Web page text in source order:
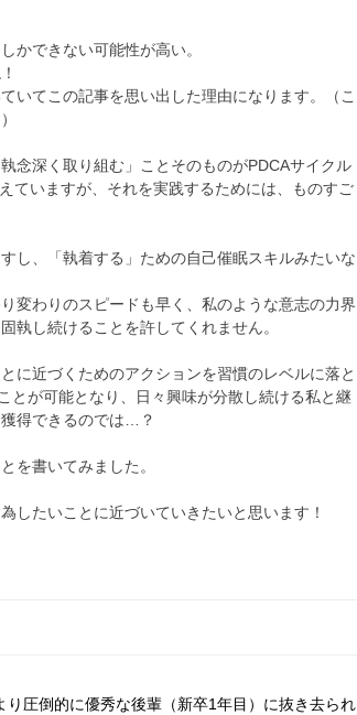
かできない可能性が高い。
いてこの記事を思い出した理由になります。（こ
念深く取り組む」ことそのものがPDCAサイクル
ていますが、それを実践するためには、ものすご
し、「執着する」ための自己催眠スキルみたいな
変わりのスピードも早く、私のような意志の力界
執し続けることを許してくれません。
に近づくためのアクションを習慣のレベルに落と
とが可能となり、日々興味が分散し続ける私と継
得できるのでは…？
を書いてみました。
したいことに近づいていきたいと思います！
り圧倒的に優秀な後輩（新卒1年目）に抜き去られ